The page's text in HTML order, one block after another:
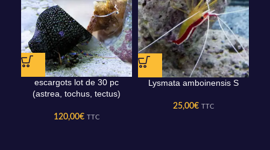
escargots lot de 30 pc
(astrea, tochus, tectus)
120,00€ TTC
Lysmata amboinensis S
25,00€ TTC